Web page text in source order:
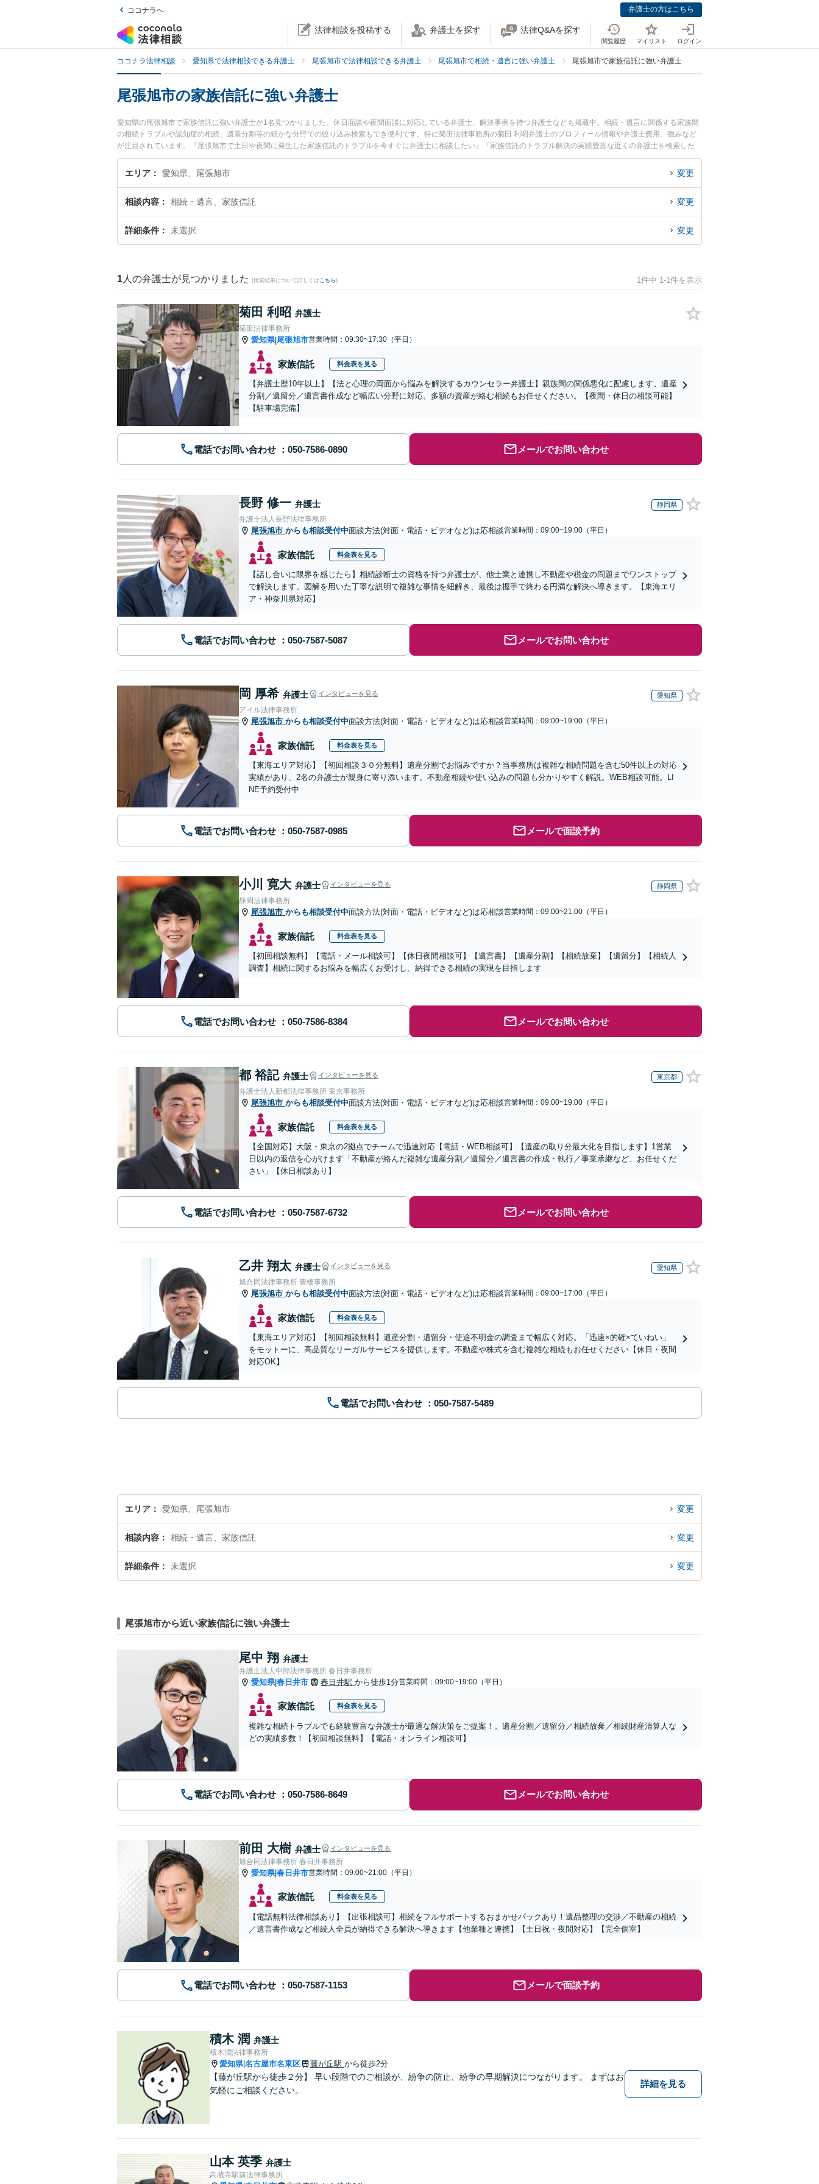
ココナラへ 弁護士の方はこちら
法律相談を投稿する 弁護士を探す 法律Q&Aを探す
閲覧履歴 マイリスト ログイン
ココナラ法律相談 愛知県で法律相談できる弁護士 尾張旭市で法律相談できる弁護士 尾張旭市で相続・遺言に強い弁護士 尾張旭市で家族信託に強い弁護士
尾張旭市の家族信託に強い弁護士
愛知県の尾張旭市で家族信託に強い弁護士が1名見つかりました。休日面談や夜間面談に対応している弁護士、解決事例を持つ弁護士なども掲載中。相続・遺言に関係する家族間
の相続トラブルや認知症の相続、遺産分割等の細かな分野での絞り込み検索もでき便利です。特に菊田法律事務所の菊田 利昭弁護士のプロフィール情報や弁護士費用、強みなど
が注目されています。『尾張旭市で土日や夜間に発生した家族信託のトラブルを今すぐに弁護士に相談したい』『家族信託のトラブル解決の実績豊富な近くの弁護士を検索した
い』『初回相談無料で家族信託を法律相談できる尾張旭市内の弁護士に相談予約したい』などでお困りの相談者さんにおすすめです。
エリア 愛知県、尾張旭市 変更
相談内容 相続・遺言、家族信託 変更
詳細条件 未選択 変更
1 人の弁護士が見つかりました (検索結果について詳しくは こちら) 1件中 1-1件を表示
菊田 利昭 弁護士
菊田法律事務所
愛知県|尾張旭市営業時間：09:30~17:30（平日）
家族信託 料金表を見る
【弁護士歴10年以上】【法と心理の両面から悩みを解決するカウンセラー弁護士】親族間の関係悪化に配慮します。遺産
分割／遺留分／遺言書作成など幅広い分野に対応。多額の資産が絡む相続もお任せください。【夜間・休日の相談可能】
【駐車場完備】
電話でお問い合わせ メールでお問い合わせ
長野 修一 弁護士 静岡県
弁護士法人長野法律事務所
尾張旭市 からも相談受付中面談方法(対面・電話・ビデオなど)は応相談営業時間：09:00~19:00（平日）
家族信託 料金表を見る
【話し合いに限界を感じたら】相続診断士の資格を持つ弁護士が、他士業と連携し不動産や税金の問題までワンストップ
で解決します。図解を用いた丁寧な説明で複雑な事情を紐解き、最後は握手で終わる円満な解決へ導きます。【東海エリ
ア・神奈川県対応】
電話でお問い合わせ メールでお問い合わせ
岡 厚希 弁護士 インタビューを見る 愛知県
アイル法律事務所
尾張旭市 からも相談受付中面談方法(対面・電話・ビデオなど)は応相談営業時間：09:00~19:00（平日）
家族信託 料金表を見る
【東海エリア対応】【初回相談３０分無料】遺産分割でお悩みですか？当事務所は複雑な相続問題を含む50件以上の対応
実績があり、2名の弁護士が親身に寄り添います。不動産相続や使い込みの問題も分かりやすく解説。WEB相談可能。LI
NE予約受付中
電話でお問い合わせ メールで面談予約
小川 寛大 弁護士 インタビューを見る 静岡県
静岡法律事務所
尾張旭市 からも相談受付中面談方法(対面・電話・ビデオなど)は応相談営業時間：09:00~21:00（平日）
家族信託 料金表を見る
【初回相談無料】【電話・メール相談可】【休日夜間相談可】【遺言書】【遺産分割】【相続放棄】【遺留分】【相続人
調査】相続に関するお悩みを幅広くお受けし、納得できる相続の実現を目指します
電話でお問い合わせ メールでお問い合わせ
都 裕記 弁護士 インタビューを見る 東京都
弁護士法人新都法律事務所 東京事務所
尾張旭市 からも相談受付中面談方法(対面・電話・ビデオなど)は応相談営業時間：09:00~19:00（平日）
家族信託 料金表を見る
【全国対応】大阪・東京の2拠点でチームで迅速対応【電話・WEB相談可】【遺産の取り分最大化を目指します】1営業
日以内の返信を心がけます「不動産が絡んだ複雑な遺産分割／遺留分／遺言書の作成・執行／事業承継など、お任せくだ
さい」【休日相談あり】
電話でお問い合わせ メールでお問い合わせ
乙井 翔太 弁護士 インタビューを見る 愛知県
旭合同法律事務所 豊橋事務所
尾張旭市 からも相談受付中面談方法(対面・電話・ビデオなど)は応相談営業時間：09:00~17:00（平日）
家族信託 料金表を見る
【東海エリア対応】【初回相談無料】遺産分割・遺留分・使途不明金の調査まで幅広く対応。「迅速×的確×ていねい」
をモットーに、高品質なリーガルサービスを提供します。不動産や株式を含む複雑な相続もお任せください【休日・夜間
対応OK】
電話でお問い合わせ
エリア 愛知県、尾張旭市 変更
相談内容 相続・遺言、家族信託 変更
詳細条件 未選択 変更
尾張旭市から近い家族信託に強い弁護士
尾中 翔 弁護士
弁護士法人中部法律事務所 春日井事務所
愛知県|春日井市 春日井駅 から徒歩1分営業時間：09:00~19:00（平日）
家族信託 料金表を見る
複雑な相続トラブルでも経験豊富な弁護士が最適な解決策をご提案！。遺産分割／遺留分／相続放棄／相続財産清算人な
どの実績多数！【初回相談無料】【電話・オンライン相談可】
電話でお問い合わせ メールでお問い合わせ
前田 大樹 弁護士 インタビューを見る
旭合同法律事務所 春日井事務所
愛知県|春日井市営業時間：09:00~21:00（平日）
家族信託 料金表を見る
【電話無料法律相談あり】【出張相談可】相続をフルサポートするおまかせパックあり！遺品整理の交渉／不動産の相続
／遺言書作成など相続人全員が納得できる解決へ導きます【他業種と連携】【土日祝・夜間対応】【完全個室】
電話でお問い合わせ メールで面談予約
積木 潤 弁護士
積木潤法律事務所
愛知県|名古屋市名東区 藤が丘駅 から徒歩2分
【藤が丘駅から徒歩２分】 早い段階でのご相談が、紛争の防止、紛争の早期解決につながります。 まずはお
気軽にご相談ください。
詳細を見る
山本 英季 弁護士
高蔵寺駅前法律事務所